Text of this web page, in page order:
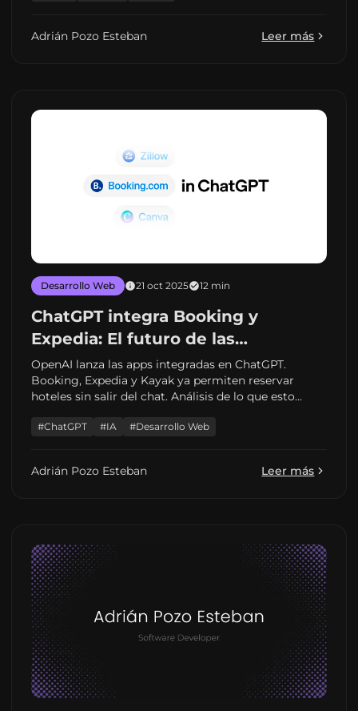
Adrián Pozo Esteban Leer más
Desarrollo Web 21 oct 2025 12 min
ChatGPT integra Booking y
Expedia: El futuro de las
aplicaciones web
conversacionales
OpenAI lanza las apps integradas en ChatGPT.
Booking, Expedia y Kayak ya permiten reservar
hoteles sin salir del chat. Análisis de lo que esto
#ChatGPT #IA #Desarrollo Web
Adrián Pozo Esteban Leer más